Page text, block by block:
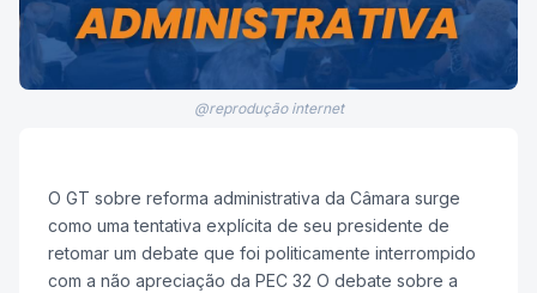
@reprodução internet
O GT sobre reforma administrativa da Câmara surge
como uma tentativa explícita de seu presidente de
retomar um debate que foi politicamente interrompido
com a não apreciação da PEC 32 O debate sobre a